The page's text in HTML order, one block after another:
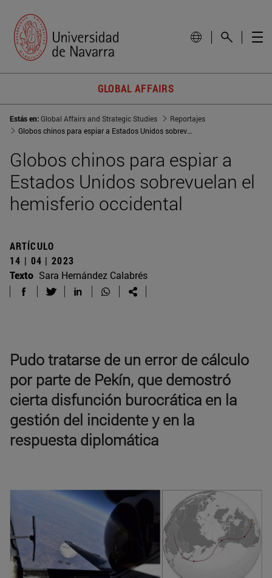
GLOBAL AFFAIRS
Estás en:Global Affairs and Strategic Studies
Reportajes
Globos chinos para espiar a Estados Unidos sobrevuelan el hemisferio occidental
Globos chinos para espiar a
Estados Unidos sobrevuelan el
hemisferio occidental
ARTÍCULO
14 | 04 | 2023
Texto Sara Hernández Calabrés
Pudo tratarse de un error de cálculo
por parte de Pekín, que demostró
cierta disfunción burocrática en la
gestión del incidente y en la
respuesta diplomática